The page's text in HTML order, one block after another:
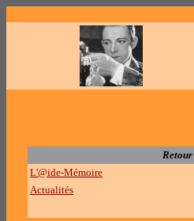
Retour
L'@ide-Mémoire
Actualités